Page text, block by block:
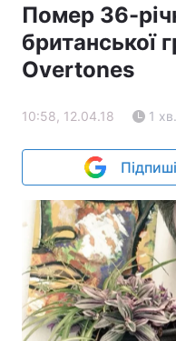
Помер 36-
британської
Overtones
10:58, 12.04.18 1 хв.